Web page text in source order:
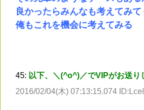
良かったらみんなも考えてみて
俺もこれを機会に考えてみる
45: 以下、＼(^o^)／でVIPがお送り
2016/02/04(木) 07:13:15.074